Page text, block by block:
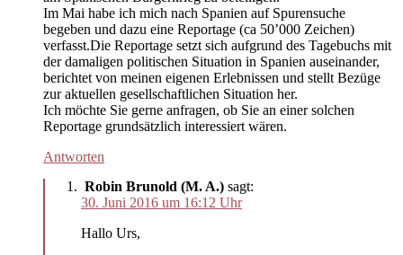
Im Mai habe ich mich nach Spanien auf Spurensuche
begeben und dazu eine Reportage (ca 50’000 Zeichen)
verfasst.Die Reportage setzt sich aufgrund des Tagebuchs mit
der damaligen politischen Situation in Spanien auseinander,
berichtet von meinen eigenen Erlebnissen und stellt Bezüge
zur aktuellen gesellschaftlichen Situation her.
Ich möchte Sie gerne anfragen, ob Sie an einer solchen
Reportage grundsätzlich interessiert wären.
Antworten
Robin Brunold (M. A.) sagt:
30. Juni 2016 um 16:12 Uhr
Hallo Urs,